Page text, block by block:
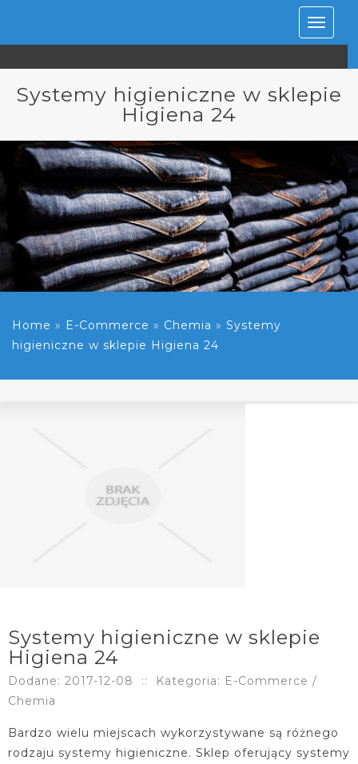
Rozwiń
Systemy higieniczne w sklepie
Higiena 24
Home » E-Commerce » Chemia » Systemy
higieniczne w sklepie Higiena 24
Systemy higieniczne w sklepie
Higiena 24
Dodane: 2017-12-08 ::
Kategoria: E-Commerce /
Chemia
Bardzo wielu miejscach wykorzystywane są różnego
rodzaju systemy higieniczne. Sklep oferujący systemy